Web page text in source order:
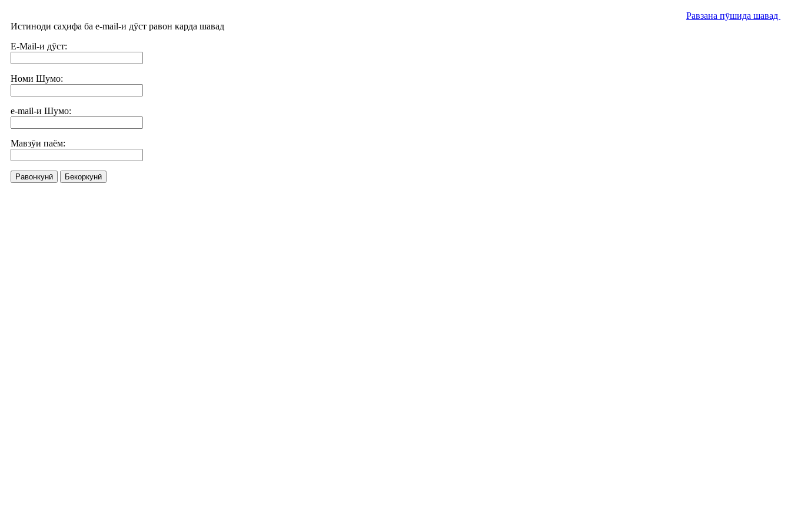
Равзана пӯшида шавад
Истиноди саҳифа ба e-mail-и дӯст равон карда шавад
E-Mail-и дӯст:
Номи Шумо:
e-mail-и Шумо:
Мавзӯи паём:
Равонкунӣ Бекоркунӣ